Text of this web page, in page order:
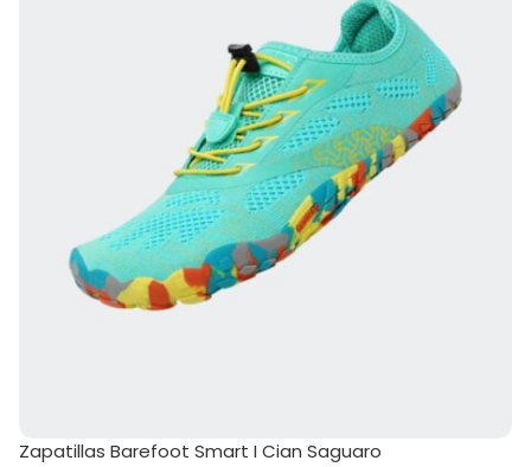
Zapatillas Barefoot Smart I Cian Saguaro